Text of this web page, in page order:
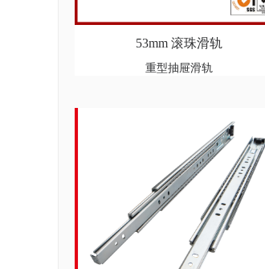
53mm 滚珠滑轨
重型抽屉滑轨